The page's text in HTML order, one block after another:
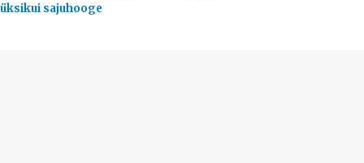
üksikui sajuhooge